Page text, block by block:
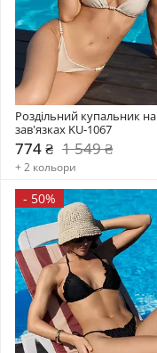
Роздільний купальник на
зав'язках KU-1067
774 ₴ 1 549 ₴
+ 2 кольори
- 50%